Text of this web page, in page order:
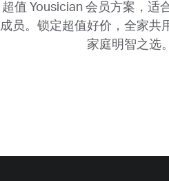
超值 Yousician 会员方案，适
成员。锁定超值好价，全家共
家庭明智之选。